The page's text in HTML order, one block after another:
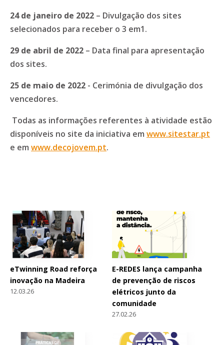
24 de janeiro de 2022 – Divulgação dos sites
selecionados para receber o 3 em1.
29 de abril de 2022 – Data final para apresentação
dos sites.
25 de maio de 2022 - Cerimónia de divulgação dos
vencedores.
Todas as informações referentes à atividade estão
disponíveis no site da iniciativa em www.sitestar.pt
e em www.decojovem.pt.
eTwinning Road reforça
inovação na Madeira
12.03.26
E-REDES lança campanha
de prevenção de riscos
elétricos junto da
comunidade
27.02.26